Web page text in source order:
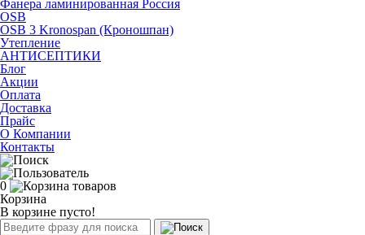
Фанера ламинированная Россия
OSB
OSB 3 Kronospan (Кроношпан)
Утепление
АНТИСЕПТИКИ
Блог
Акции
Оплата
Доставка
Прайс
О Компании
Контакты
0
Корзина
В корзине пусто!